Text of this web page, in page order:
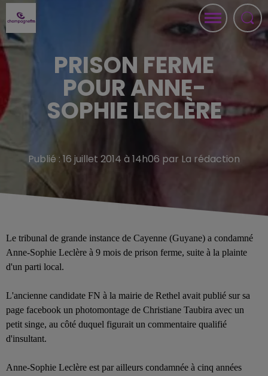
PRISON FERME
POUR ANNE-
SOPHIE LECLÈRE
Publié : 16 juillet 2014 à 14h06 par La rédaction
Le tribunal de grande instance de Cayenne (Guyane) a condamné
Anne-Sophie Leclère à 9 mois de prison ferme, suite à la plainte
d'un parti local.
L'ancienne candidate FN à la mairie de Rethel avait publié sur sa
page facebook un photomontage de Christiane Taubira avec un
petit singe, au côté duquel figurait un commentaire qualifié
d'insultant.
Anne-Sophie Leclère est par ailleurs condamnée à cinq années